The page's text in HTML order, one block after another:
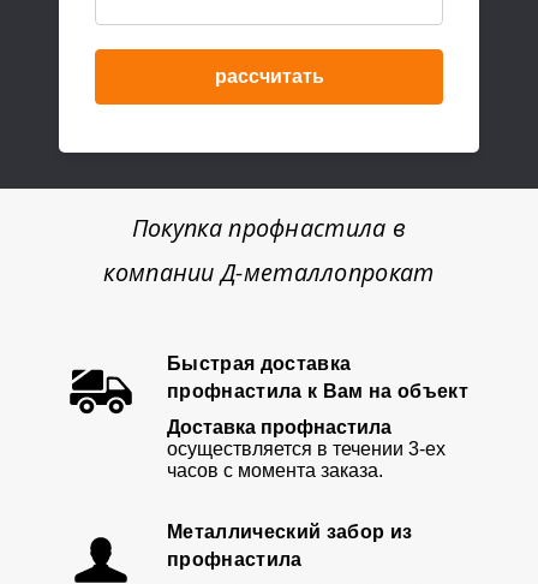
рассчитать
Покупка профнастила в
компании Д-металлопрокат
Быстрая доставка
профнастила к Вам на объект
Доставка профнастила
осуществляется в течении 3-ех
часов с момента заказа.
Металлический забор из
профнастила